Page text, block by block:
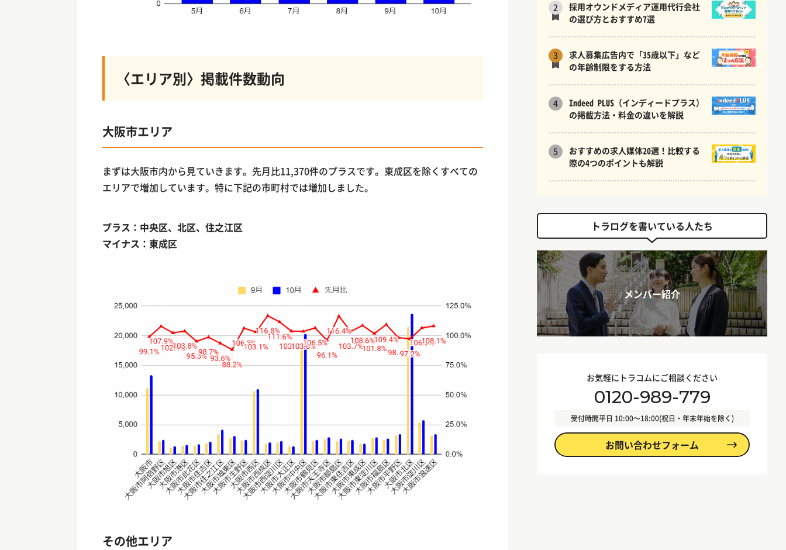
〈エリア別〉掲載件数動向
大阪市エリア
まずは大阪市内から見ていきます。先月比11,370件のプラスです。東成区を除くすべての
エリアで増加しています。特に下記の市町村では増加しました。
プラス：中央区、北区、住之江区
マイナス：東成区
その他エリア
2
採用オウンドメディア運用代行会社
の選び方とおすすめ7選
3
求人募集広告内で「35歳以下」など
の年齢制限をする方法
4
Indeed PLUS（インディードプラス）
の掲載方法・料金の違いを解説
5
おすすめの求人媒体20選！比較する
際の4つのポイントも解説
トラログを書いている人たち
メンバー紹介
お気軽にトラコムにご相談ください
0120-989-779
受付時間平日 10:00〜18:00(祝日・年末年始を除く)
お問い合わせフォーム